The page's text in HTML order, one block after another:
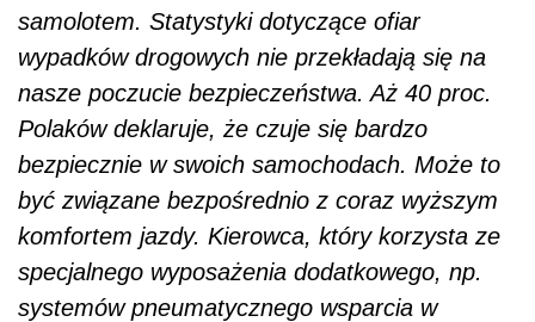
samolotem. Statystyki dotyczące ofiar
wypadków drogowych nie przekładają się na
nasze poczucie bezpieczeństwa. Aż 40 proc.
Polaków deklaruje, że czuje się bardzo
bezpiecznie w swoich samochodach. Może to
być związane bezpośrednio z coraz wyższym
komfortem jazdy. Kierowca, który korzysta ze
specjalnego wyposażenia dodatkowego, np.
systemów pneumatycznego wsparcia w